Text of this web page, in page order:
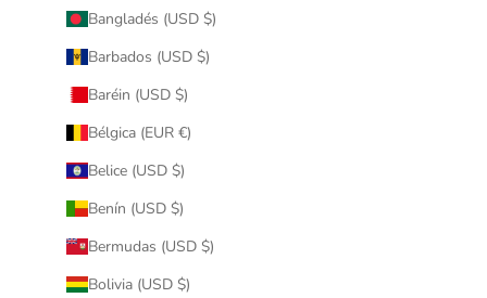
Bangladés (USD $)
Barbados (USD $)
Baréin (USD $)
Bélgica (EUR €)
Belice (USD $)
Benín (USD $)
Bermudas (USD $)
Bolivia (USD $)